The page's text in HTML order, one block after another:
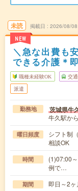
未読
NEW
掲載日 2026/08/08
＼急な出費も
できる介護＊
職種未経験OK 交
派遣
勤務地 茨城県牛
牛久駅か
曜日頻度
シフト制
相談OK
時間
(1)07:00
例で…
期間 即日～2ヶ